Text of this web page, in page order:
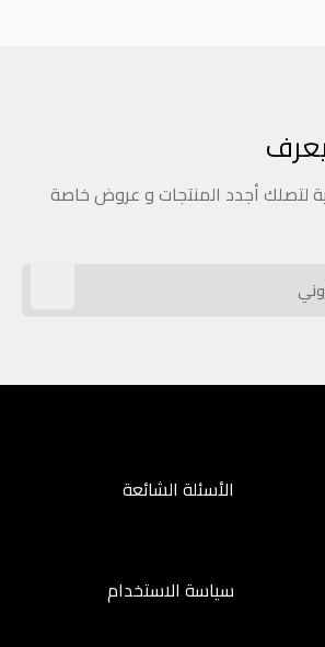
لتصلك أجدد المنتجات و عروض خاصة
الأسئلة الشائعة
سياسة الاستخدام